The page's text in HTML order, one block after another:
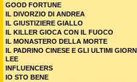
GOOD FORTUNE
IL DIVORZIO DI ANDREA
IL GIUSTIZIERE GIALLO
IL KILLER GIOCA CON IL FUOCO
IL MONASTERO DELLA MORTE
IL PADRINO CINESE E GLI ULTIMI
LEE
INFLUENCERS
IO STO BENE